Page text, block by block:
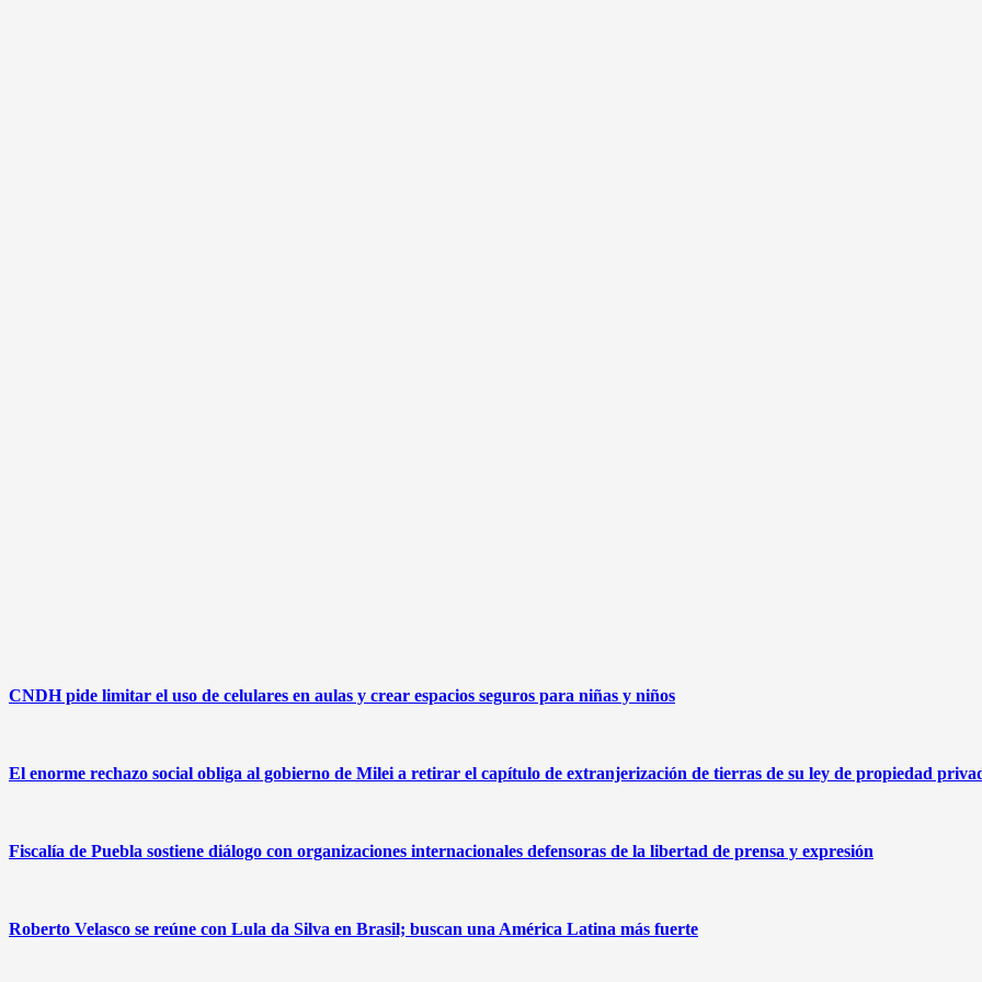
CNDH pide limitar el uso de celulares en aulas y crear espacios seguros para niñas y niños
El enorme rechazo social obliga al gobierno de Milei a retirar el capítulo de extranjerización de tierras de su ley de propiedad
Fiscalía de Puebla sostiene diálogo con organizaciones internacionales defensoras de la libertad de prensa y expresión
Roberto Velasco se reúne con Lula da Silva en Brasil; buscan una América Latina más fuerte